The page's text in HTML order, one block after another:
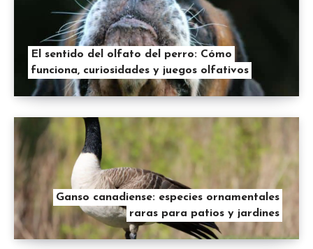
El sentido del olfato del perro: Cómo
funciona, curiosidades y juegos olfativos
Ganso canadiense: especies ornamentales
raras para patios y jardines